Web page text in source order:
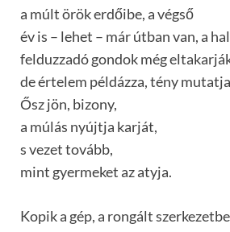
a múlt örök erdőibe, a végső
év is – lehet – már útban van, a
felduzzadó gondok még
de értelem példázza, tény
Ősz jön, bizony,
a múlás nyújtja karját,
s vezet tovább,
mint gyermeket az atyja.
Kopik a gép, a rongált